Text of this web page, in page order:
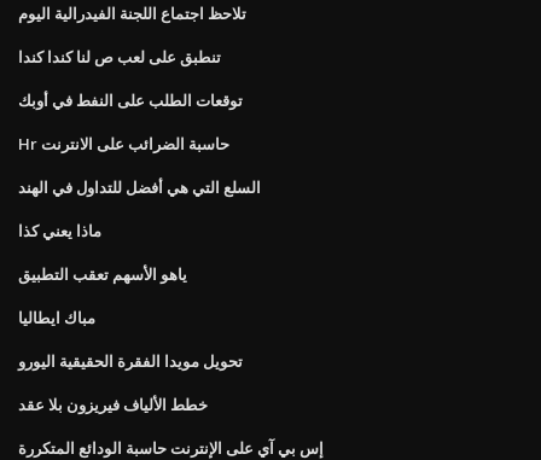
تلاحظ اجتماع اللجنة الفيدرالية اليوم
تنطبق على لعب ص لنا كندا كندا
توقعات الطلب على النفط في أوبك
Hr حاسبة الضرائب على الانترنت
السلع التي هي أفضل للتداول في الهند
ماذا يعني كذا
ياهو الأسهم تعقب التطبيق
مباك ايطاليا
تحويل مويدا الفقرة الحقيقية اليورو
خطط الألياف فيريزون بلا عقد
إس بي آي على الإنترنت حاسبة الودائع المتكررة